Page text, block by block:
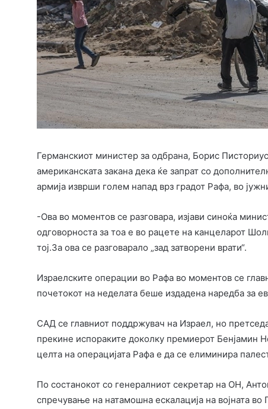
Германскиот министер за одбрана, Борис
американската закана дека ќе запрат со
армија изврши голем напад врз градот Рафа, во
-Ова во моментов се разговара, изјави синоќа
одговорноста за тоа е во рацете на канцеларот
тој.За ова се разговарало „зад затворени врати“.
Израелските операции во Рафа во моментов се
почетокот на неделата беше издадена наредба за
САД се главниот поддржувач на Израел, но
прекине испораките доколку премиерот Бенјамин
целта на операцијата Рафа е да се елиминира
По состанокот со генералниот секретар на ОН,
спречување на натамошна ескалација на војната во